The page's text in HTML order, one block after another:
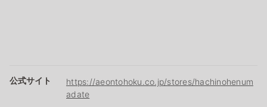
公式サイト
https://aeontohoku.co.jp/stores/hachinohenum
adate